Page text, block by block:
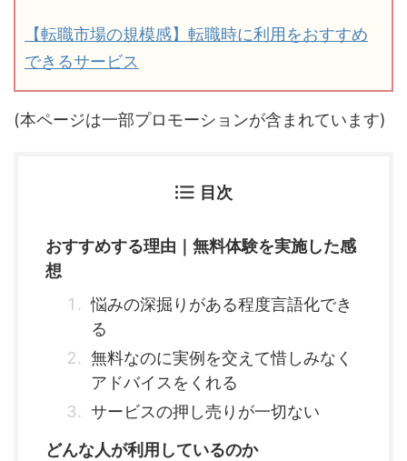
【転職市場の規模感】転職時に利用をおすすめ
できるサービス
(本ページは一部プロモーションが含まれています)
目次
おすすめする理由｜無料体験を実施した感
想
悩みの深掘りがある程度言語化でき
る
無料なのに実例を交えて惜しみなく
アドバイスをくれる
サービスの押し売りが一切ない
どんな人が利用しているのか